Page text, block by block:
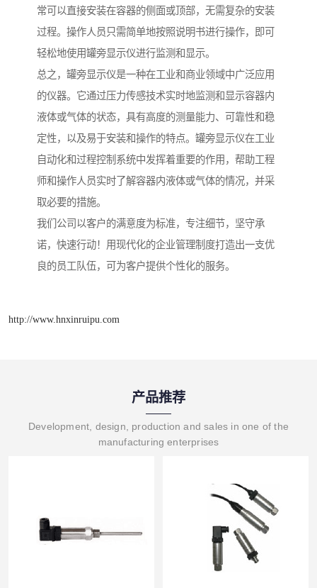
常可以直接安装在容器的侧面或顶部，无需复杂的安装
过程。操作人员只需简单地按照说明书进行操作，即可
轻松地使用罐旁显示仪进行监测和显示。
总之，罐旁显示仪是一种在工业和商业领域中广泛应用
的仪器。它通过压力传感技术实时地监测和显示容器内
液体或气体的状态，具有高度的测量能力、可靠性和稳
定性，以及易于安装和操作的特点。罐旁显示仪在工业
自动化和过程控制系统中发挥着重要的作用，帮助工程
师和操作人员实时了解容器内液体或气体的情况，并采
取必要的措施。
我们公司以客户的满意度为标准，专注细节，坚守承
诺，快速行动！用现代化的企业管理制度打造出一支优
良的员工队伍，可为客户提供个性化的服务。
http://www.hnxinruipu.com
产品推荐
Development, design, production and sales in one of the
manufacturing enterprises